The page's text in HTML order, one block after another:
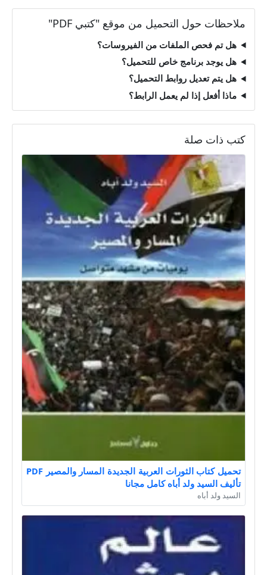
ملاحظات حول التحميل من موقع "كتبي PDF"
هل تم فحص الملفات من الفيروسات؟
هل يوجد برنامج خاص للتحميل؟
هل يتم تعديل روابط التحميل؟
ماذا أفعل إذا لم يعمل الرابط؟
كتب ذات صلة
تحميل كتاب الثورات العربية الجديدة المسار والمصير PDF
تأليف السيد ولد أباه كامل مجانا
السيد ولد أباه